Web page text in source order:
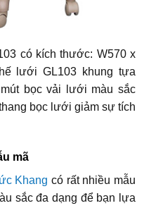
có kích thước: W570 x
lưới GL103 khung tựa
bọc vải lưới màu sắc
bọc lưới giảm sự tích
mã
Khang có rất nhiều mẫu
sắc đa dạng để bạn lựa